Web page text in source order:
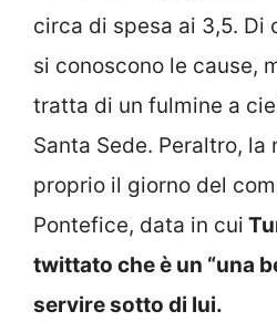
circa di spesa ai 3,5. Di
si conoscono le cause,
tratta di un fulmine a
Santa Sede. Peraltro,
proprio il giorno del
Pontefice, data in cui
twittato che è un “una
servire sotto di lui.